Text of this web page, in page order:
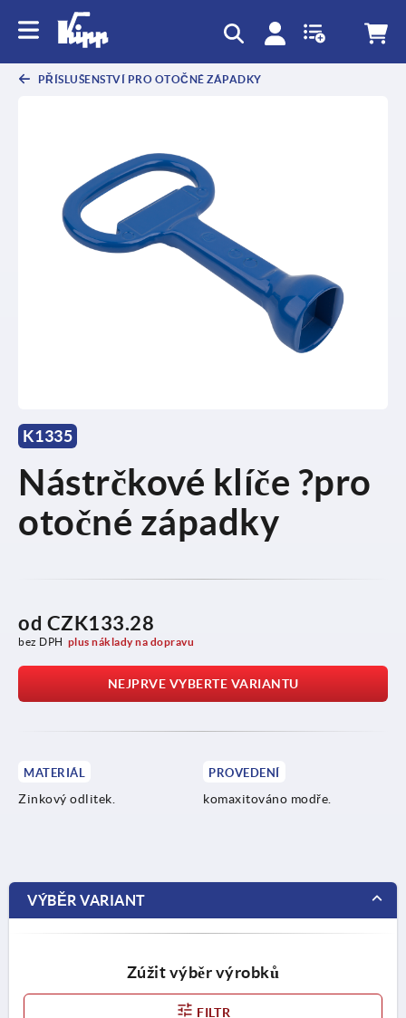
PŘÍSLUŠENSTVÍ PRO OTOČNÉ ZÁPADKY
K1335
Nástrčkové klíče ?pro
otočné západky
od CZK133.28
bez DPH plus náklady na dopravu
NEJPRVE VYBERTE VARIANTU
MATERIÁL
Zinkový odlitek.
PROVEDENÍ
komaxitováno modře.
VÝBĚR VARIANT
Zúžit výběr výrobků
FILTR